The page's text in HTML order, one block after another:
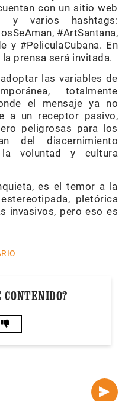
con un sitio web
y varios hashtags:
#ArtSantana,
y #PeliculaCubana. En
prensa será invitada.
las variables de
totalmente
el mensaje ya no
a un receptor pasivo,
peligrosas para los
del discernimiento
voluntad y cultura
es el temor a la
pletórica
invasivos, pero eso es